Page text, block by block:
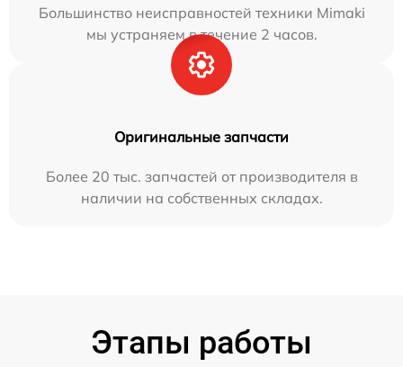
Большинство неисправностей техники Mimaki
мы устраняем в течение 2 часов.
Оригинальные запчасти
Более 20 тыс. запчастей от производителя в
наличии на собственных складах.
Этапы работы